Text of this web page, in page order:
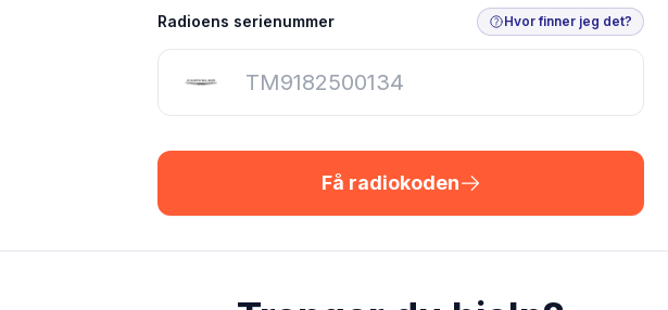
Radioens serienummer Hvor finner jeg det?
Få radiokoden